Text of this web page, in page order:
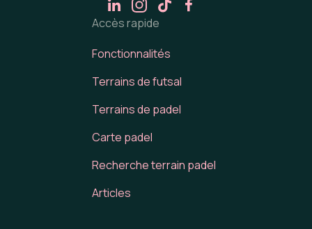
Accès rapide
Fonctionnalités
Terrains de futsal
Terrains de padel
Carte padel
Recherche terrain padel
Articles